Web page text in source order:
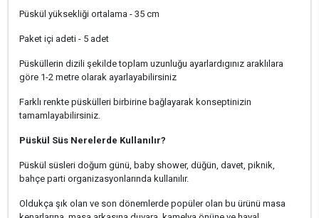
Püskül yüksekliği ortalama - 35 cm
Paket içi adeti - 5 adet
Püsküllerin dizili şekilde toplam uzunluğu ayarlardıgınız araklılara
göre 1-2 metre olarak ayarlayabilirsiniz
Farklı renkte püskülleri birbirine bağlayarak konseptinizin
tamamlayabilirsiniz.
Püskül Süs Nerelerde Kullanılır?
Püskül süsleri doğum günü, baby shower, düğün, davet, piknik,
bahçe parti organizasyonlarında kullanılır.
Oldukça şık olan ve son dönemlerde popüler olan bu ürünü masa